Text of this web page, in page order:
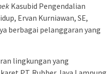
Kasubid Pengendalian
Ervan Kurniawan, SE,
berbagai pelanggaran yang
lingkungan yang